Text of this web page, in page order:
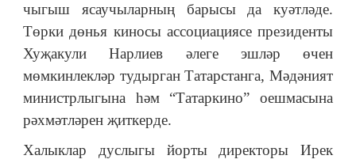
чыгыш ясаучыларның барысы да куәтләде.
Төрки дөнья киносы ассоциациясе президенты
Хуҗакули Нарлиев әлеге эшләр өчен
мөмкинлекләр тудырган Татарстанга, Мәдәният
министрлыгына һәм “Татаркино” оешмасына
рәхмәтләрен җиткерде.
Халыклар дуслыгы йорты директоры Ирек